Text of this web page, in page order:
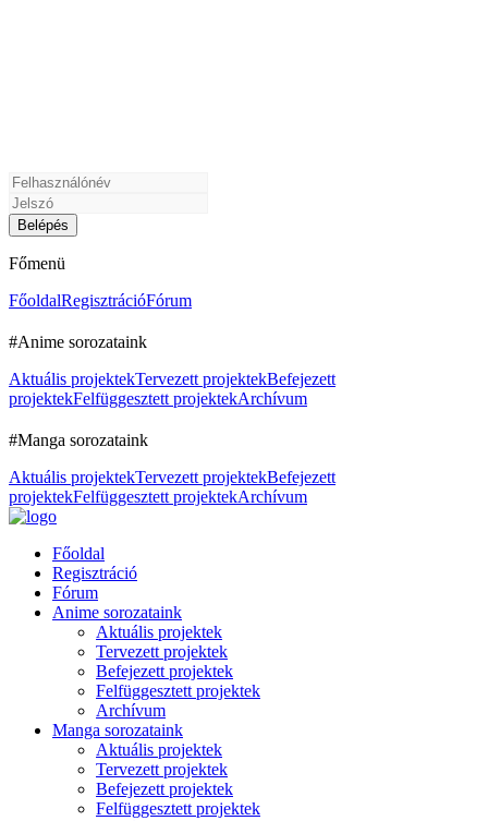
Főmenü
FőoldalRegisztrációFórum
#Anime sorozataink
Aktuális projektekTervezett projektekBefejezett
projektekFelfüggesztett projektekArchívum
#Manga sorozataink
Aktuális projektekTervezett projektekBefejezett
projektekFelfüggesztett projektekArchívum
Főoldal
Regisztráció
Fórum
Anime sorozataink
Aktuális projektek
Tervezett projektek
Befejezett projektek
Felfüggesztett projektek
Archívum
Manga sorozataink
Aktuális projektek
Tervezett projektek
Befejezett projektek
Felfüggesztett projektek